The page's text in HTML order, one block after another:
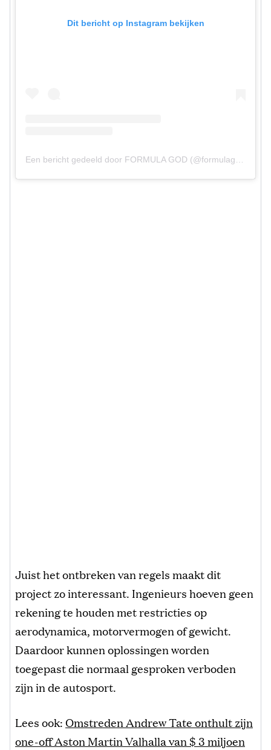
Dit bericht op Instagram bekijken
Een bericht gedeeld door FORMULA GOD (@formulagod)
Juist het ontbreken van regels maakt dit
project zo interessant. Ingenieurs hoeven geen
rekening te houden met restricties op
aerodynamica, motorvermogen of gewicht.
Daardoor kunnen oplossingen worden
toegepast die normaal gesproken verboden
zijn in de autosport.
Lees ook:Omstreden Andrew Tate onthult zijn
one-off Aston Martin Valhalla van $ 3 miljoen